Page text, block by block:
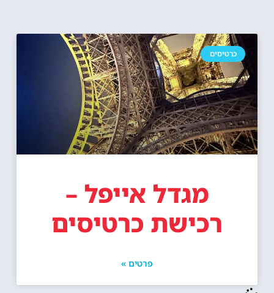
כרטיסים
מגדל אייפל –
רכישת כרטיסים
פרטים »